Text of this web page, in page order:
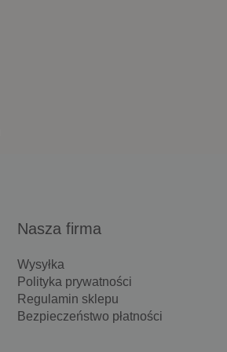
Nasza firma
Wysyłka
Polityka prywatności
Regulamin sklepu
Bezpieczeństwo płatności